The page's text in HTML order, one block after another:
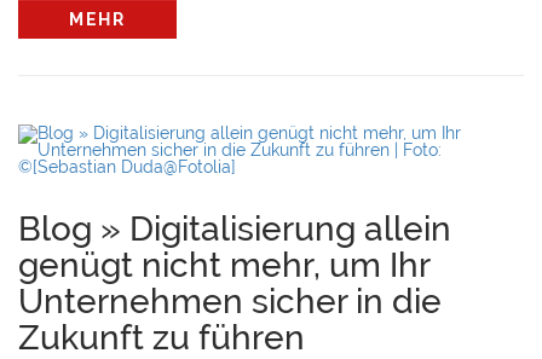
MEHR
Blog » Digitalisierung allein
genügt nicht mehr, um Ihr
Unternehmen sicher in die
Zukunft zu führen